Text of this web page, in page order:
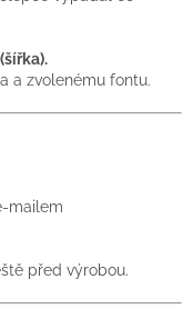
a zvolenému fontu.
mailem
před výrobou.